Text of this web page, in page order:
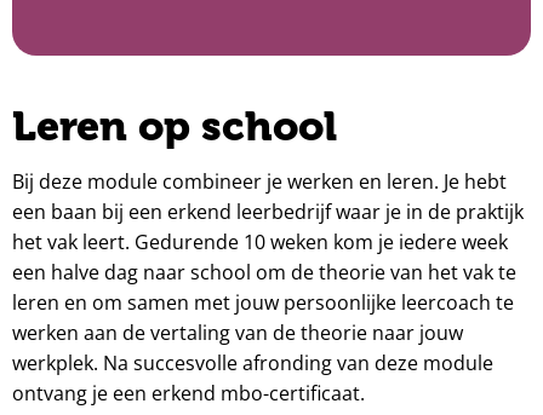
Leren op school
Bij deze module combineer je werken en leren. Je hebt
een baan bij een erkend leerbedrijf waar je in de praktijk
het vak leert. Gedurende 10 weken kom je iedere week
een halve dag naar school om de theorie van het vak te
leren en om samen met jouw persoonlijke leercoach te
werken aan de vertaling van de theorie naar jouw
werkplek. Na succesvolle afronding van deze module
ontvang je een erkend mbo-certificaat.